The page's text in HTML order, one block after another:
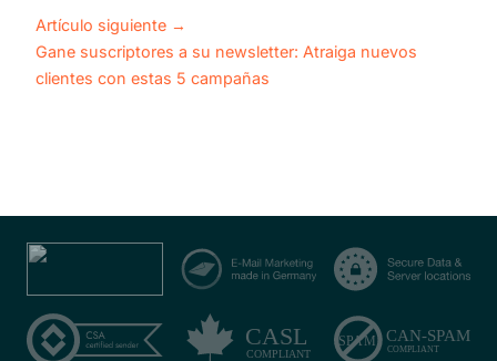
Artículo siguiente →
Gane suscriptores a su newsletter: Atraiga nuevos
clientes con estas 5 campañas